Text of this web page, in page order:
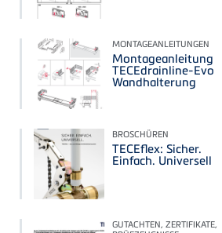
MONTAGEANLEITUNGEN
Montageanleitung
TECEdrainline-Evo
Wandhalterung
BROSCHÜREN
TECEflex: Sicher.
Einfach. Universell
GUTACHTEN, ZERTIFIKATE,